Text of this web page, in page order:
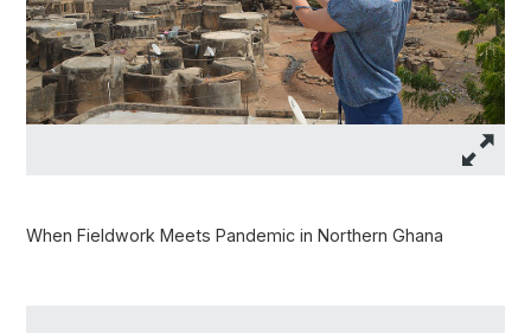
When Fieldwork Meets Pandemic in Northern Ghana